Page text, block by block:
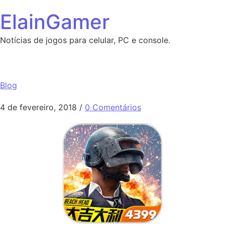
ElainGamer
Notícias de jogos para celular, PC e console.
Blog
4 de fevereiro, 2018 / 0 Comentários